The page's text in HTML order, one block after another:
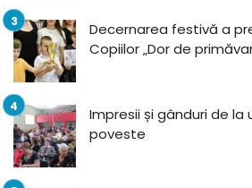
Decernarea festivă a
Copiilor „Dor de
Impresii și gânduri de la
poveste